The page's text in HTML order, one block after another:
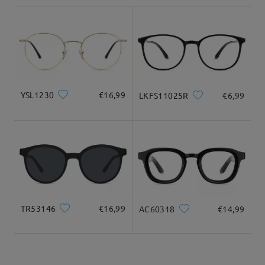
Speriamo che queste informazioni ti siano utili!
Per qualsiasi ulteriore assistenza, non esitare a contattarci
su Apr 21 , 2026
Consegnato
YSL1230 €16,99 LKFS11025R €6,99
TR53146 €16,99 AC60318 €14,99